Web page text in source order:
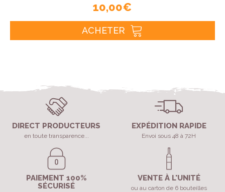
10,00 €
ACHETER
DIRECT PRODUCTEURS
en toute transparence...
EXPÉDITION RAPIDE
Envoi sous 48 à 72H
PAIEMENT 100%
SÉCURISÉ
VENTE À L'UNITÉ
ou au carton de 6 bouteilles